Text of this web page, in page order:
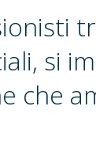
si
che